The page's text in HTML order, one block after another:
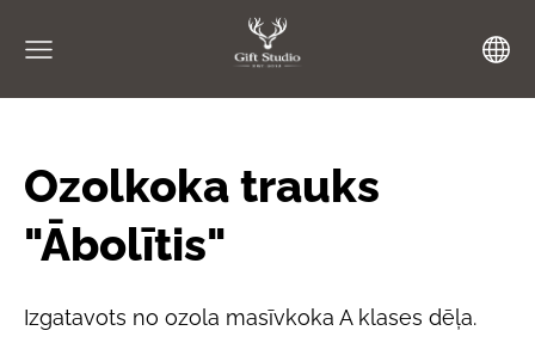
Ozolkoka trauks
"Ābolītis"
Izgatavots no ozola masīvkoka A klases dēļa.